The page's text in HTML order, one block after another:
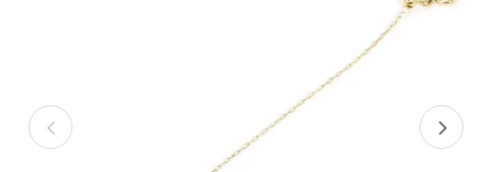
Previous Next